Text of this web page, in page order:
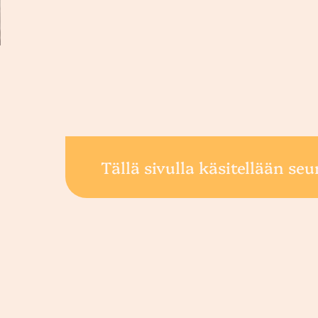
Tällä sivulla käsitellään